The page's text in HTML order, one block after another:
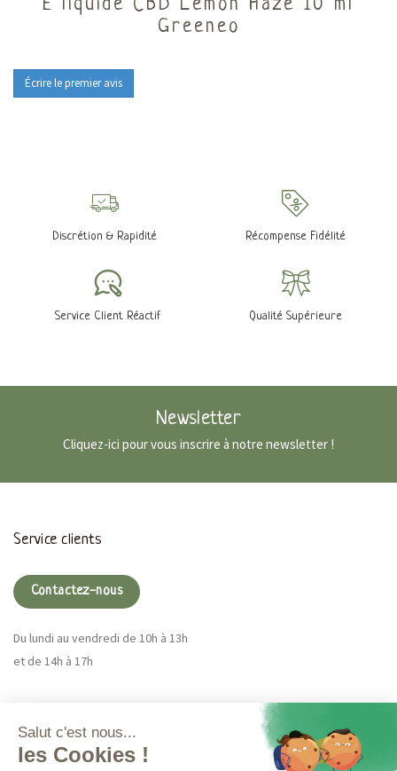
E liquide CBD Lemon Haze 10 ml
Greeneo
Écrire le premier avis
Discrétion & Rapidité Récompense Fidélité
Service Client Réactif Qualité Supérieure
Newsletter
Cliquez-ici pour vous inscrire à notre newsletter !
Service clients
Contactez-nous
Du lundi au vendredi de 10h à 13h
et de 14h à 17h
Plus d'infos